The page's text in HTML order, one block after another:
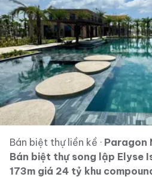
Bán biệt thự liền kề · Paragon
Bán biệt thự song lập Elyse
173m giá 24 tỷ khu